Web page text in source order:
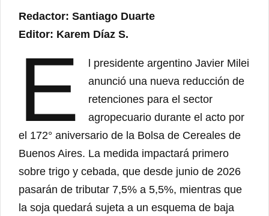
Redactor: Santiago Duarte
Editor: Karem Díaz S.
E
l presidente argentino Javier Milei
anunció una nueva reducción de
retenciones para el sector
agropecuario durante el acto por
el 172° aniversario de la Bolsa de Cereales de
Buenos Aires. La medida impactará primero
sobre trigo y cebada, que desde junio de 2026
pasarán de tributar 7,5% a 5,5%, mientras que
la soja quedará sujeta a un esquema de baja